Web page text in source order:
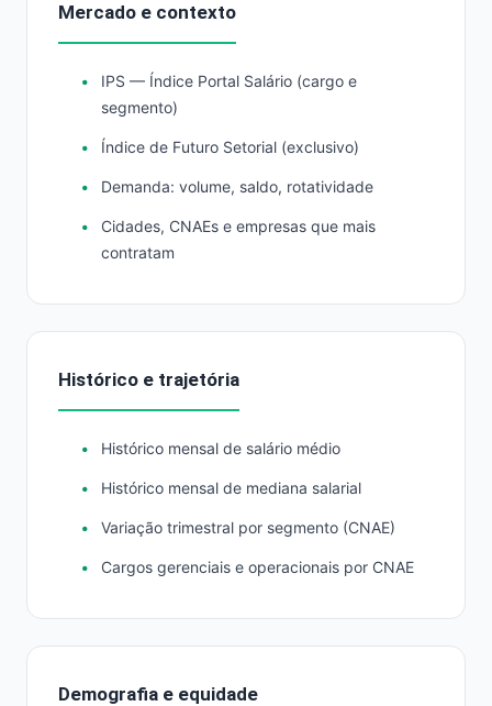
Mercado e contexto
IPS — Índice Portal Salário (cargo e
segmento)
Índice de Futuro Setorial (exclusivo)
Demanda: volume, saldo, rotatividade
Cidades, CNAEs e empresas que mais
contratam
Histórico e trajetória
Histórico mensal de salário médio
Histórico mensal de mediana salarial
Variação trimestral por segmento (CNAE)
Cargos gerenciais e operacionais por CNAE
Demografia e equidade